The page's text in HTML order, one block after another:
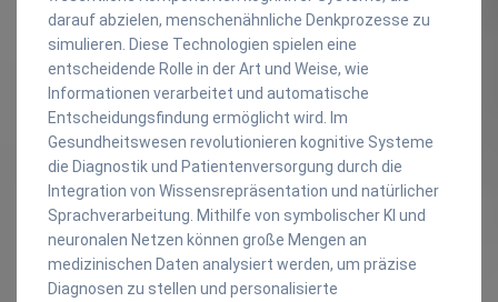
darauf abzielen, menschenähnliche Denkprozesse zu
simulieren. Diese Technologien spielen eine
entscheidende Rolle in der Art und Weise, wie
Informationen verarbeitet und automatische
Entscheidungsfindung ermöglicht wird. Im
Gesundheitswesen revolutionieren kognitive Systeme
die Diagnostik und Patientenversorgung durch die
Integration von Wissensrepräsentation und natürlicher
Sprachverarbeitung. Mithilfe von symbolischer KI und
neuronalen Netzen können große Mengen an
medizinischen Daten analysiert werden, um präzise
Diagnosen zu stellen und personalisierte